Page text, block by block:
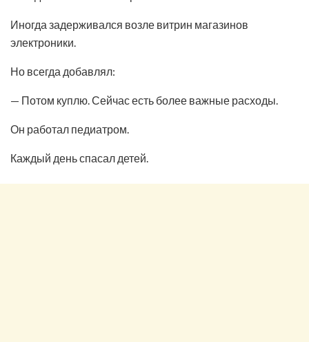
Иногда задерживался возле витрин магазинов
электроники.
Но всегда добавлял:
— Потом куплю. Сейчас есть более важные расходы.
Он работал педиатром.
Каждый день спасал детей.